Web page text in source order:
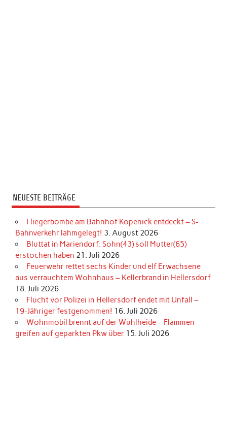
NEUESTE BEITRÄGE
Fliegerbombe am Bahnhof Köpenick entdeckt – S-
Bahnverkehr lahmgelegt! 3. August 2026
Bluttat in Mariendorf: Sohn(43) soll Mutter(65)
erstochen haben 21. Juli 2026
Feuerwehr rettet sechs Kinder und elf Erwachsene
aus verrauchtem Wohnhaus – Kellerbrand in Hellersdorf
18. Juli 2026
Flucht vor Polizei in Hellersdorf endet mit Unfall –
19-Jähriger festgenommen! 16. Juli 2026
Wohnmobil brennt auf der Wuhlheide – Flammen
greifen auf geparkten Pkw über 15. Juli 2026